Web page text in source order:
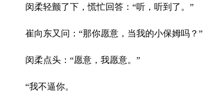
闵柔轻颤了下，慌忙回答：“听，听到了。”
崔向东又问：“那你愿意，当我的小保姆吗？”
闵柔点头：“愿意，我愿意。”
“我不逼你。